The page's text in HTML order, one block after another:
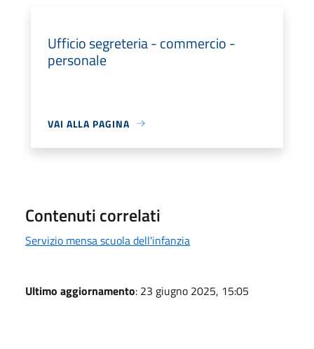
Ufficio segreteria - commercio -
personale
VAI ALLA PAGINA
Contenuti correlati
Servizio mensa scuola dell'infanzia
Ultimo aggiornamento: 23 giugno 2025, 15:05